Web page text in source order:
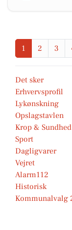
1 2 3
Det sker
Erhvervsprofil
Lykønskning
Opslagstavlen
Krop & Sundhed
Sport
Dagligvarer
Vejret
Alarm112
Historisk
Kommunalvalg